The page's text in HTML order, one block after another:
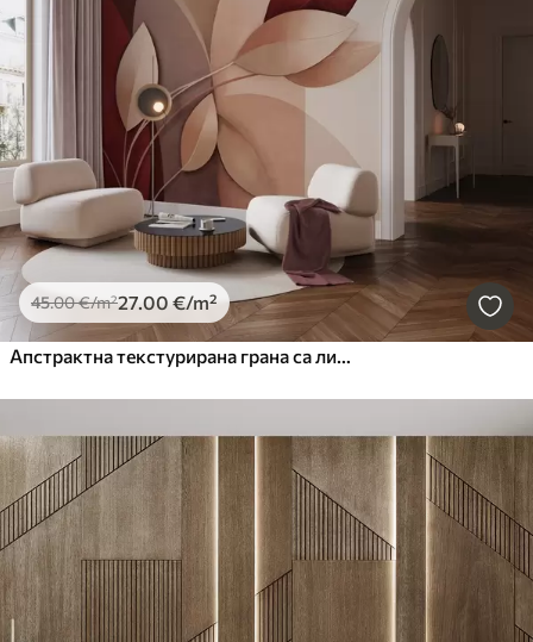
45.00€/m²27.00 €/m²
Апстрактна текстурирана грана са листовима у нијансама браон, беж и црвене, на позадини апстрактних облика